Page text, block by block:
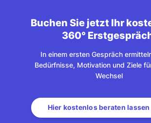
Buchen Sie jetzt Ihr
360°
In einem ersten Gespräch
Bedürfnisse, Motivation und Ziele
Wechsel
Hier kostenlos beraten lassen